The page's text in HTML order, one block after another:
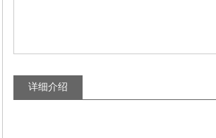
详细介绍